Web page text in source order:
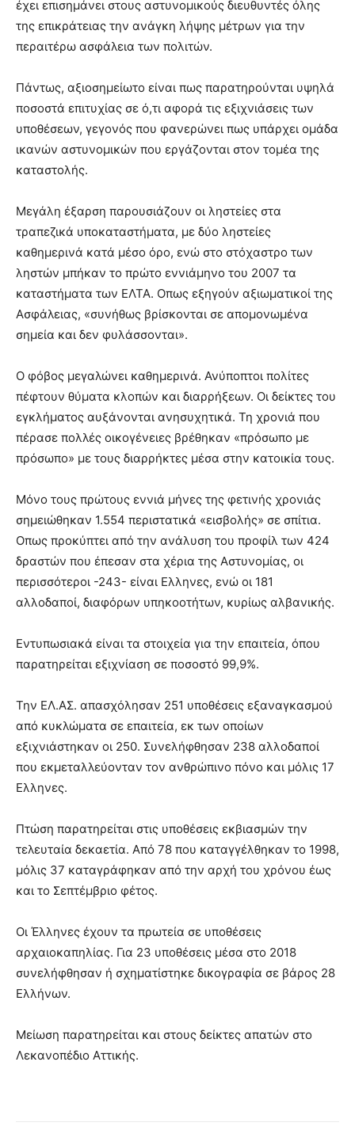
έχει επισημάνει στους αστυνομικούς διευθυντές όλης
της επικράτειας την ανάγκη λήψης μέτρων για την
περαιτέρω ασφάλεια των πολιτών.
Πάντως, αξιοσημείωτο είναι πως παρατηρούνται υψηλά
ποσοστά επιτυχίας σε ό,τι αφορά τις εξιχνιάσεις των
υποθέσεων, γεγονός που φανερώνει πως υπάρχει ομάδα
ικανών αστυνομικών που εργάζονται στον τομέα της
καταστολής.
Μεγάλη έξαρση παρουσιάζουν οι ληστείες στα
τραπεζικά υποκαταστήματα, με δύο ληστείες
καθημερινά κατά μέσο όρο, ενώ στο στόχαστρο των
ληστών μπήκαν το πρώτο εννιάμηνο του 2007 τα
καταστήματα των ΕΛΤΑ. Οπως εξηγούν αξιωματικοί της
Ασφάλειας, «συνήθως βρίσκονται σε απομονωμένα
σημεία και δεν φυλάσσονται».
Ο φόβος μεγαλώνει καθημερινά. Ανύποπτοι πολίτες
πέφτουν θύματα κλοπών και διαρρήξεων. Οι δείκτες του
εγκλήματος αυξάνονται ανησυχητικά. Τη χρονιά που
πέρασε πολλές οικογένειες βρέθηκαν «πρόσωπο με
πρόσωπο» με τους διαρρήκτες μέσα στην κατοικία τους.
Μόνο τους πρώτους εννιά μήνες της φετινής χρονιάς
σημειώθηκαν 1.554 περιστατικά «εισβολής» σε σπίτια.
Οπως προκύπτει από την ανάλυση του προφίλ των 424
δραστών που έπεσαν στα χέρια της Αστυνομίας, οι
περισσότεροι -243- είναι Ελληνες, ενώ οι 181
αλλοδαποί, διαφόρων υπηκοοτήτων, κυρίως αλβανικής.
Εντυπωσιακά είναι τα στοιχεία για την επαιτεία, όπου
παρατηρείται εξιχνίαση σε ποσοστό 99,9%.
Την ΕΛ.ΑΣ. απασχόλησαν 251 υποθέσεις εξαναγκασμού
από κυκλώματα σε επαιτεία, εκ των οποίων
εξιχνιάστηκαν οι 250. Συνελήφθησαν 238 αλλοδαποί
που εκμεταλλεύονταν τον ανθρώπινο πόνο και μόλις 17
Ελληνες.
Πτώση παρατηρείται στις υποθέσεις εκβιασμών την
τελευταία δεκαετία. Από 78 που καταγγέλθηκαν το 1998,
μόλις 37 καταγράφηκαν από την αρχή του χρόνου έως
και το Σεπτέμβριο φέτος.
Οι Έλληνες έχουν τα πρωτεία σε υποθέσεις
αρχαιοκαπηλίας. Για 23 υποθέσεις μέσα στο 2018
συνελήφθησαν ή σχηματίστηκε δικογραφία σε βάρος 28
Ελλήνων.
Μείωση παρατηρείται και στους δείκτες απατών στο
Λεκανοπέδιο Αττικής.